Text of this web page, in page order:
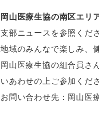
岡山医療生協の南区エリ
支部ニュースを参照くだ
地域のみんなで楽しみ、
岡山医療生協の組合員さ
いあわせの上ご参加くだ
お問い合わせ先：岡山医